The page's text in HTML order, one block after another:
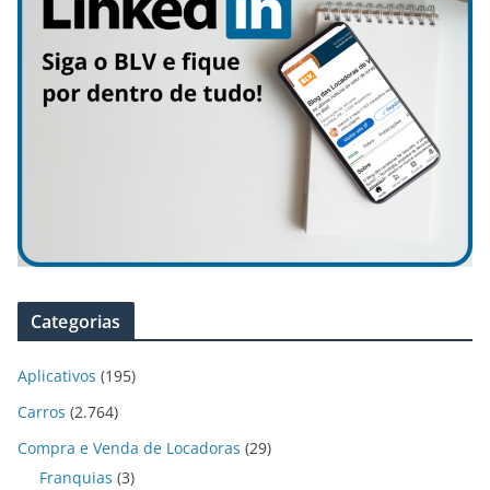
Categorias
Aplicativos (195)
Carros (2.764)
Compra e Venda de Locadoras (29)
Franquias (3)